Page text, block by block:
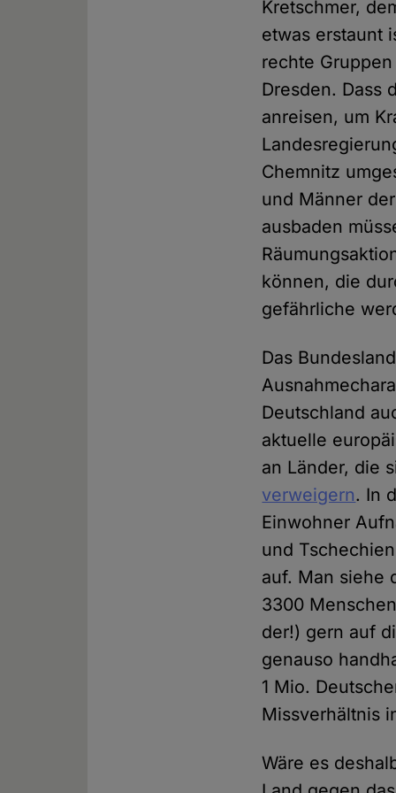
Kretschmer,
etwas erstaunt
rechte
Dresden. Dass
anreisen, um
Chemnitz
und Männer
ausbaden
können, die
gefährliche
Das
Deutschland
aktuelle
an Länder, die
verweigern. In
Einwohner
und
auf. Man siehe
3300
der!) gern auf
genauso
1 Mio.
Missverhältnis
Wäre es